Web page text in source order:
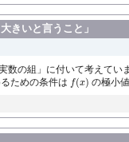
きいと言うこと」
数の組」に付いて考えてい
ための条件は f(x)
f(x ) の極小